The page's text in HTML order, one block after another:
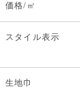
価格/㎡
スタイル表示
生地巾